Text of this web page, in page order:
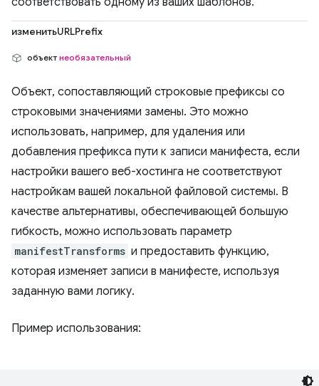
изменитьURLPrefix
объект необязательный
Объект, сопоставляющий строковые префиксы со
строковыми значениями замены. Это можно
использовать, например, для удаления или
добавления префикса пути к записи манифеста, если
настройки вашего веб-хостинга не соответствуют
настройкам вашей локальной файловой системы. В
качестве альтернативы, обеспечивающей большую
гибкость, можно использовать параметр
manifestTransforms и предоставить функцию,
которая изменяет записи в манифесте, используя
заданную вами логику.
Пример использования: